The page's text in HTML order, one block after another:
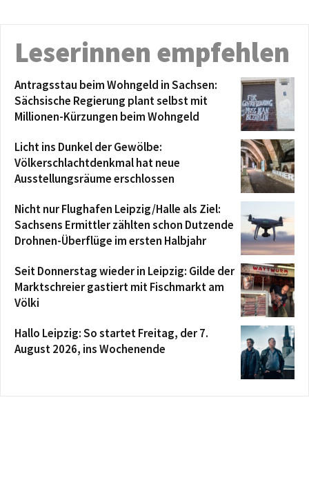
Leserinnen empfehlen
Antragsstau beim Wohngeld in Sachsen:
Sächsische Regierung plant selbst mit
Millionen-Kürzungen beim Wohngeld
Licht ins Dunkel der Gewölbe:
Völkerschlachtdenkmal hat neue
Ausstellungsräume erschlossen
Nicht nur Flughafen Leipzig/Halle als Ziel:
Sachsens Ermittler zählten schon Dutzende
Drohnen-Überflüge im ersten Halbjahr
Seit Donnerstag wieder in Leipzig: Gilde der
Marktschreier gastiert mit Fischmarkt am
Völki
Hallo Leipzig: So startet Freitag, der 7.
August 2026, ins Wochenende